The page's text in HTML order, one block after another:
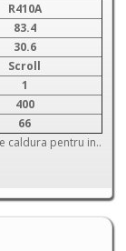
R410A
83.4
30.6
Scroll
1
400
66
pentru in..